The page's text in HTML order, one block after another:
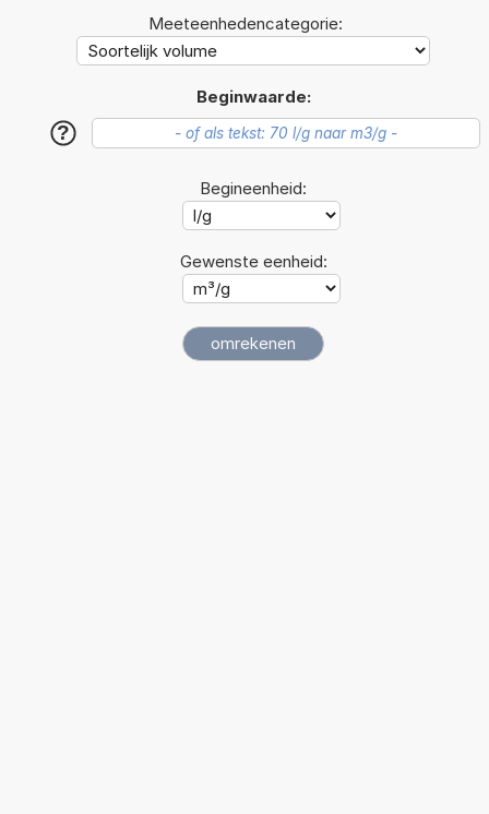
Meeteenhedencategorie:
Beginwaarde:
?
Begineenheid:
Gewenste eenheid: